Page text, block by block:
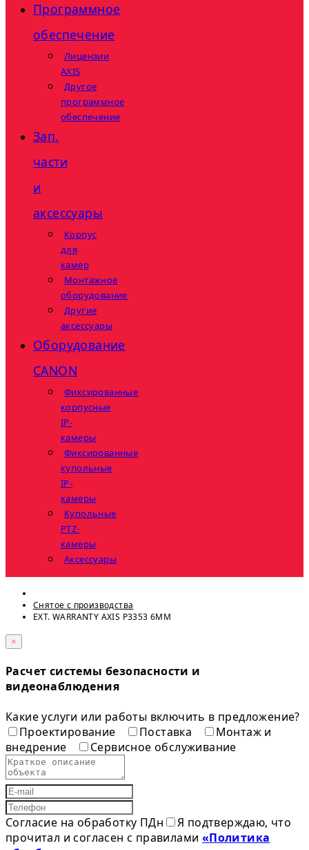
Программное
обеспечение
Лицензии
AXIS
Другое
программное
обеспечение
Зап.
части
и
аксессуары
Корпус
для
камер
Монтажное
оборудование
Другие
аксессуары
Оборудование
CANON
Фиксированные
корпусные
IP-
камеры
Фиксированные
купольные
IP-
камеры
Купольные
PTZ-
камеры
Аксессуары
Снятое с прoизвoдства
EXT. WARRANTY AXIS P3353 6MM
×
Расчет системы безопасности и
видеонаблюдения
Какие услуги или работы включить в предложение?
Проектирование
Поставка
Монтаж и
внедрение
Сервисное обслуживание
Согласие на обработку ПДн
Я подтверждаю, что
прочитал и согласен с правилами «Политика